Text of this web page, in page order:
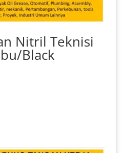
Nitril Teknisi
Black